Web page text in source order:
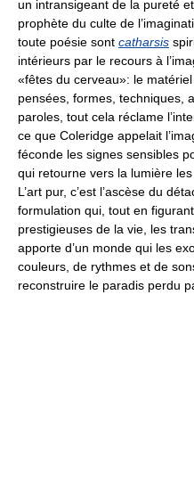
un intransigeant de la pureté
prophète du culte de
toute poésie sont catharsis
intérieurs par le recours à
«fêtes du cerveau»: le
pensées, formes, techniques,
paroles, tout cela réclame
ce que Coleridge appelait
féconde les signes sensibles
qui retourne vers la lumière
L’art pur, c’est l’ascèse du
formulation qui, tout en
prestigieuses de la vie, les
apporte d’un monde qui les
couleurs, de rythmes et de
reconstruire le paradis perdu